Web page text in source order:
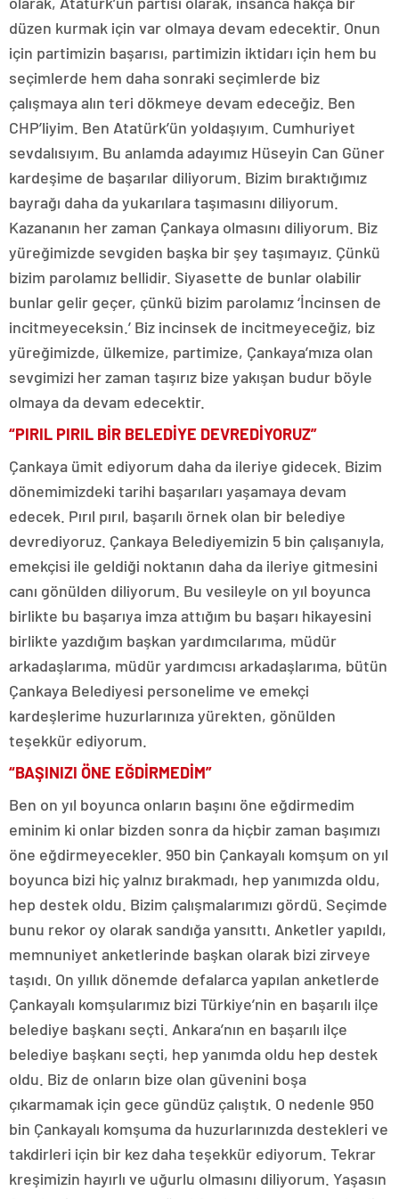
düzen kurmak için var olmaya devam edecektir. Onun
için partimizin başarısı, partimizin iktidarı için hem bu
seçimlerde hem daha sonraki seçimlerde biz
çalışmaya alın teri dökmeye devam edeceğiz. Ben
CHP’liyim. Ben Atatürk’ün yoldaşıyım. Cumhuriyet
sevdalısıyım. Bu anlamda adayımız Hüseyin Can Güner
kardeşime de başarılar diliyorum. Bizim bıraktığımız
bayrağı daha da yukarılara taşımasını diliyorum.
Kazananın her zaman Çankaya olmasını diliyorum. Biz
yüreğimizde sevgiden başka bir şey taşımayız. Çünkü
bizim parolamız bellidir. Siyasette de bunlar olabilir
bunlar gelir geçer, çünkü bizim parolamız ‘İncinsen de
incitmeyeceksin.’ Biz incinsek de incitmeyeceğiz, biz
yüreğimizde, ülkemize, partimize, Çankaya’mıza olan
sevgimizi her zaman taşırız bize yakışan budur böyle
olmaya da devam edecektir.
“PIRIL PIRIL BİR BELEDİYE DEVREDİYORUZ”
Çankaya ümit ediyorum daha da ileriye gidecek. Bizim
dönemimizdeki tarihi başarıları yaşamaya devam
edecek. Pırıl pırıl, başarılı örnek olan bir belediye
devrediyoruz. Çankaya Belediyemizin 5 bin çalışanıyla,
emekçisi ile geldiği noktanın daha da ileriye gitmesini
canı gönülden diliyorum. Bu vesileyle on yıl boyunca
birlikte bu başarıya imza attığım bu başarı hikayesini
birlikte yazdığım başkan yardımcılarıma, müdür
arkadaşlarıma, müdür yardımcısı arkadaşlarıma, bütün
Çankaya Belediyesi personelime ve emekçi
kardeşlerime huzurlarınıza yürekten, gönülden
teşekkür ediyorum.
“BAŞINIZI ÖNE EĞDİRMEDİM”
Ben on yıl boyunca onların başını öne eğdirmedim
eminim ki onlar bizden sonra da hiçbir zaman başımızı
öne eğdirmeyecekler. 950 bin Çankayalı komşum on yıl
boyunca bizi hiç yalnız bırakmadı, hep yanımızda oldu,
hep destek oldu. Bizim çalışmalarımızı gördü. Seçimde
bunu rekor oy olarak sandığa yansıttı. Anketler yapıldı,
memnuniyet anketlerinde başkan olarak bizi zirveye
taşıdı. On yıllık dönemde defalarca yapılan anketlerde
Çankayalı komşularımız bizi Türkiye’nin en başarılı ilçe
belediye başkanı seçti. Ankara’nın en başarılı ilçe
belediye başkanı seçti, hep yanımda oldu hep destek
oldu. Biz de onların bize olan güvenini boşa
çıkarmamak için gece gündüz çalıştık. O nedenle 950
bin Çankayalı komşuma da huzurlarınızda destekleri ve
takdirleri için bir kez daha teşekkür ediyorum. Tekrar
kreşimizin hayırlı ve uğurlu olmasını diliyorum. Yaşasın